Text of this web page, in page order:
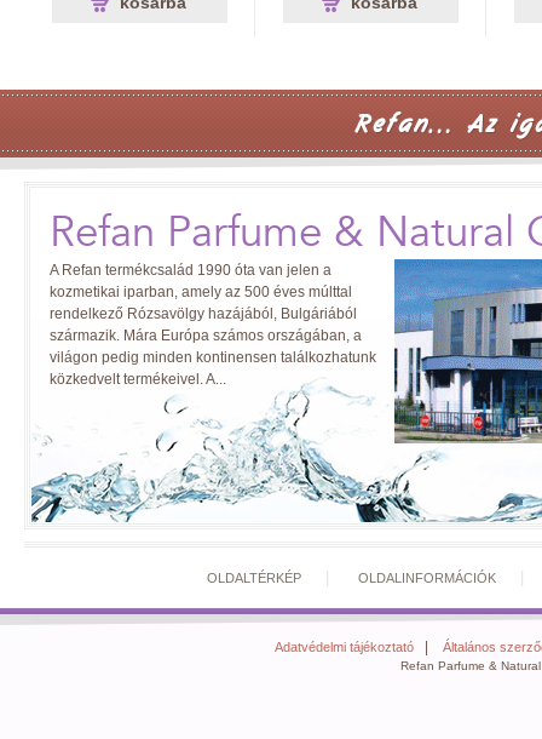
Refan Parfume & Natural
A Refan termékcsalád 1990 óta van jelen a
kozmetikai iparban, amely az 500 éves múlttal
rendelkező Rózsavölgy hazájából, Bulgáriából
származik. Mára Európa számos országában, a
világon pedig minden kontinensen találkozhatunk
közkedvelt termékeivel. A...
OLDALTÉRKÉP OLDALINFORMÁCIÓK
Adatvédelmi tájékoztató| Általános
Refan Parfume &